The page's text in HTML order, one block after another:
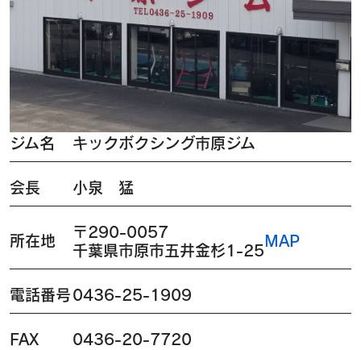
ジム名 キックボクシング市原ジム
会長 小泉 猛
所在地
〒290-0057
千葉県市原市五井金杉1-25
MAP
電話番号 0436-25-1909
FAX 0436-20-7720